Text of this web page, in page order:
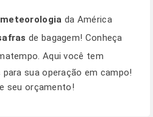
da América
de bagagem! Conheça
Aqui você tem
sua operação em campo!
seu orçamento!